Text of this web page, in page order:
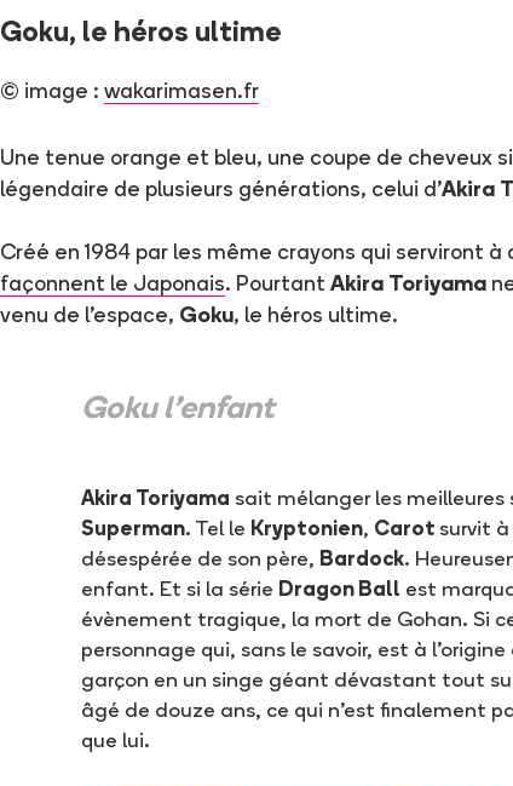
Goku, le héros ultime
(c) image : wakarimasen.fr
Une tenue orange et bleu, une coupe de cheveux
légendaire de plusieurs générations, celui d’Akira
Créé en 1984 par les même crayons qui serviront à
façonnent le Japonais. Pourtant Akira Toriyama
venu de l’espace, Goku, le héros ultime.
Goku l'enfant
Akira Toriyama sait mélanger les
Superman. Tel le Kryptonien, Carot survit
désespérée de son père, Bardock.
enfant. Et si la série Dragon Ball est
évènement tragique, la mort de Gohan. Si
personnage qui, sans le savoir, est à
garçon en un singe géant dévastant tout
âgé de douze ans, ce qui n’est finalement
que lui.